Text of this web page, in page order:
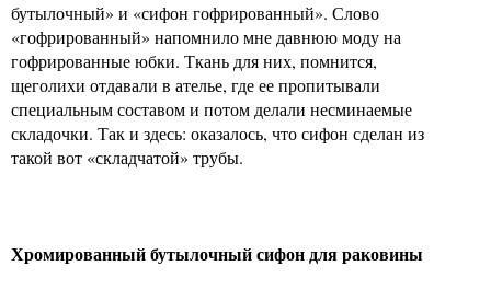
бутылочный» и «сифон гофрированный». Слово
«гофрированный» напомнило мне давнюю моду на
гофрированные юбки. Ткань для них, помнится,
щеголихи отдавали в ателье, где ее пропитывали
специальным составом и потом делали несминаемые
складочки. Так и здесь: оказалось, что сифон сделан из
такой вот «складчатой» трубы.
Хромированный бутылочный сифон для раковины